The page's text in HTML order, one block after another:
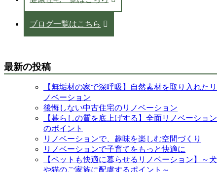
ブログ一覧はこちら
最新の投稿
【無垢材の家で深呼吸】自然素材を取り入れたリ
ノベーション
後悔しない中古住宅のリノベーション
【暮らしの質を底上げする】全面リノベーション
のポイント
リノベーションで、趣味を楽しむ空間づくり
リノベーションで子育てをもっと快適に
【ペットも快適に暮らせるリノベーション】～犬
や猫のご家族に配慮するポイント～